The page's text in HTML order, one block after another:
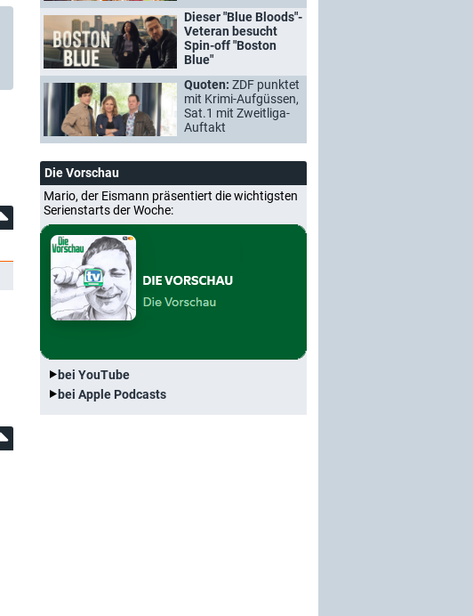
Dieser "Blue Bloods"-
Veteran besucht
Spin-off "Boston
Blue"
Quoten: ZDF punktet
mit Krimi-Aufgüssen,
Sat.1 mit Zweitliga-
Auftakt
Die Vorschau
Mario, der Eismann präsentiert die wichtigsten
Serienstarts der Woche:
bei YouTube
bei Apple Podcasts